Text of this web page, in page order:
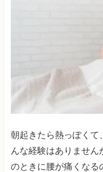
朝起きたら熱っぽくて
んな経験はありませ
のときに腰が痛くなる